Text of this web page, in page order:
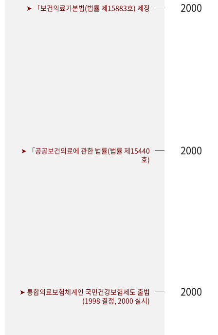
➤ 「보건의료기본법(법률 제15883호) 제정 2000
➤ 「공공보건의료에 관한 법률(법률 제15440
호)
2000
➤ 통합의료보험체계인 국민건강보험제도 출범
(1998 결정, 2000 실시)
2000